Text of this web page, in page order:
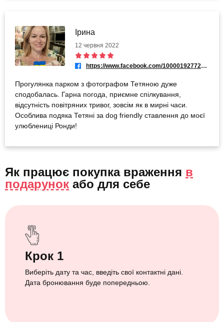
Ірина
12 червня 2022
https://www.facebook.com/100001927727869
Прогулянка парком з фотографом Тетяною дуже
сподобалась. Гарна погода, приємне спілкування,
відсутність повітряних тривог, зовсім як в мирні часи.
Особлива подяка Тетяні за dog friendly ставлення до моєї
улюблениці Ронди!
Як працює покупка враження в
подарунок або для себе
Крок 1
Виберіть дату та час, введіть свої контактні дані.
Дата бронювання буде попередньою.